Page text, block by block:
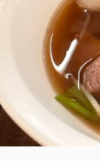
泰
北
理
T